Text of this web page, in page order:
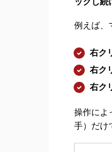
例えば、
右ク
右ク
右ク
操作によ
手）だけ